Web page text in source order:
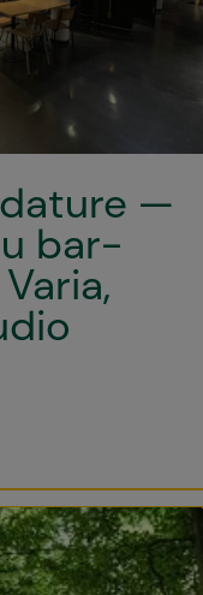
—
bar-